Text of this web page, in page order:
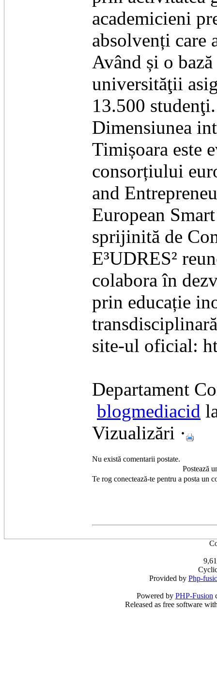
academicieni
absolvenți care
Având și o
universităţii
13.500 studenţi.
Dimensiunea
Timișoara este
consorțiului
and
European
sprijinită de
E³UDRES²
colabora în
prin educație
site-ul oficial:
Departament
blogmediacid
Vizualizări ·
Nu există comentarii postate.
Postează
Te rog conectează-te pentru a posta un
Provided by Php-
Powered by PHP-Fusion
Released as free software